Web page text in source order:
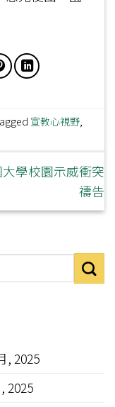
宣教心視野,
學校園示威衝突
禱告
, 2025
2025